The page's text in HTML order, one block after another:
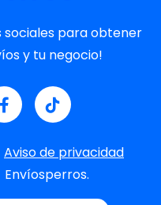
sociales para obtener
y tu negocio!
Aviso de privacidad
Envíosperros.